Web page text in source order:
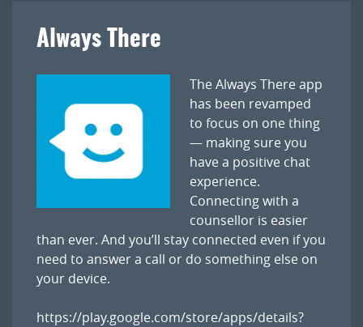
Always There
The Always There app
has been revamped
to focus on one thing
— making sure you
have a positive chat
experience.
Connecting with a
counsellor is easier
than ever. And you’ll stay connected even if you
need to answer a call or do something else on
your device.
https://play.google.com/store/apps/details?